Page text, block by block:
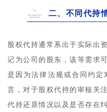
二、不同代持
股权代持通常系出于实际出
记为公司的股东，该等需求
是因为法律法规或合同约定
言，对于股权代持的审核关
代持还原情况以及是否存在